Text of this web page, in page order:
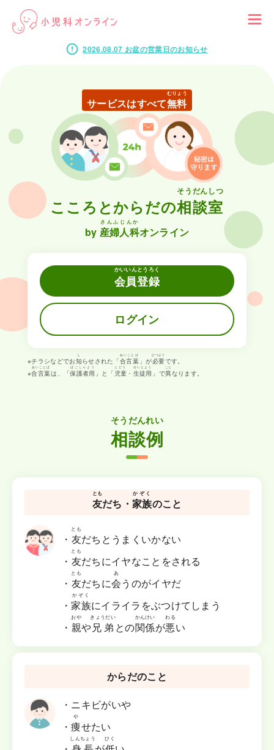
2026.08.07 お盆の営業日のお知らせ
サービスはすべて無料
むりょう
こころとからだの相談室
そうだんしつ
by 産婦人科
さんふじんか
オンライン
会員
かいいん
登録
とうろく
ログイン
※チラシなどでお知
し
らせされた「合言葉
あいことば
」が必要
ひつよう
です。
※合言葉
あいことば
は、「保護者用
ほごしゃよう
」と「 児童
じどう
・ 生徒用
せいとよう
」で異
こと
なります。
相談
そうだん
例
れい
友
とも
だち・ 家族
かぞく
のこと
・ 友
とも
だちとうまくいかない
・ 友
とも
だちにイヤなことをされる
・ 友
とも
だちに会
あ
うのがイヤだ
・家族
かぞく
にイライラをぶつけてしまう
・ 親
おや
や兄弟
きょうだい
との関係
かんけい
が悪
わる
い
からだのこと
・ニキビがいや
・痩
や
せたい
しんちょう ひく